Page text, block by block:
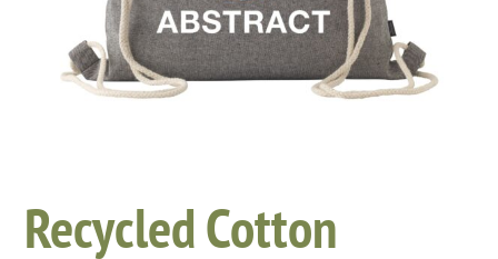
Recycled Cotton